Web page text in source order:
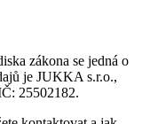
zákona se jedná o
je JUKKA s.r.o.,
25502182.